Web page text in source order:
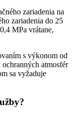
zariadenia na
zariadenia do 25
MPa vrátane,
s výkonom od
atmosfér
sa vyžaduje